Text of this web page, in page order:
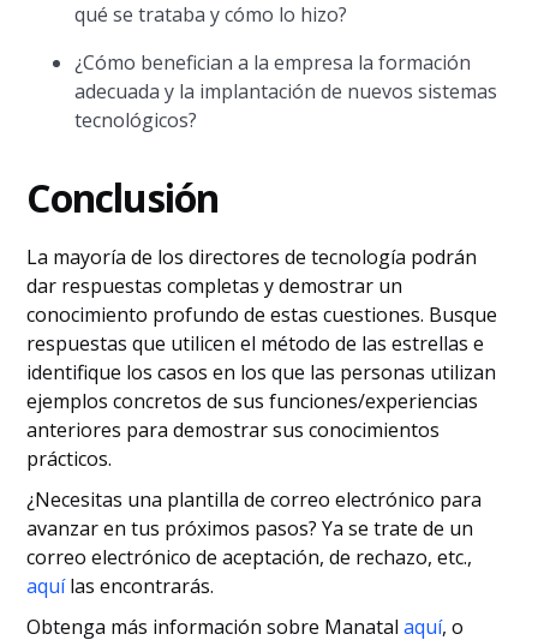
qué se trataba y cómo lo hizo?
¿Cómo benefician a la empresa la formación
adecuada y la implantación de nuevos sistemas
tecnológicos?
Conclusión
La mayoría de los directores de tecnología podrán
dar respuestas completas y demostrar un
conocimiento profundo de estas cuestiones. Busque
respuestas que utilicen el método de las estrellas e
identifique los casos en los que las personas utilizan
ejemplos concretos de sus funciones/experiencias
anteriores para demostrar sus conocimientos
prácticos.
¿Necesitas una plantilla de correo electrónico para
avanzar en tus próximos pasos? Ya se trate de un
correo electrónico de aceptación, de rechazo, etc.,
aquílas encontrarás.
Obtenga más información sobre Manatalaquí, o